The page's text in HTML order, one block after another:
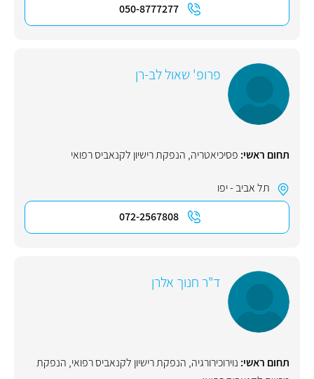
050-8777277
פרופ' שאול לב-רן
תחום ראשי: פסיכיאטריה, הנפקת רישיון לקנאביס רפואי
תל אביב - יפו
072-2567808
ד"ר חנוך אלרן
תחום ראשי: נוירוכירורגיה, הנפקת רישיון לקנאביס רפואי, הנפקת